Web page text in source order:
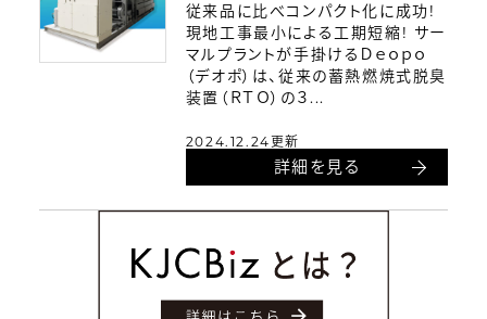
従来品に比べコンパクト化に成功!
現地工事最小による工期短縮! サー
マルプラントが手掛けるＤｅｏｐｏ
（デオポ）は、従来の蓄熱燃焼式脱臭
装置（ＲＴＯ）の３...
2024.12.24更新
詳細を見る